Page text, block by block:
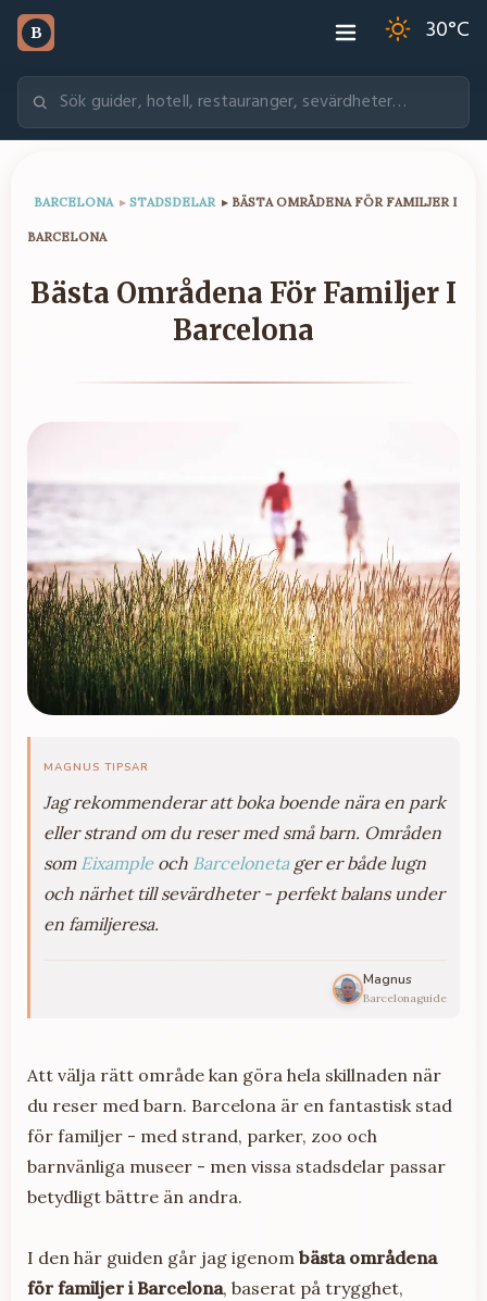
B 30°C
BARCELONA ▸ STADSDELAR ▸ BÄSTA OMRÅDENA FÖR FAMILJER I
BARCELONA
Bästa Områdena För Familjer I
Barcelona
MAGNUS TIPSAR
Jag rekommenderar att boka boende nära en park
eller strand om du reser med små barn. Områden
som Eixampleoch Barcelonetager er både lugn
och närhet till sevärdheter - perfekt balans under
en familjeresa.
Magnus
Barcelonaguide
Att välja rätt område kan göra hela skillnaden när
du reser med barn. Barcelona är en fantastisk stad
för familjer - med strand, parker, zoo och
barnvänliga museer - men vissa stadsdelar passar
betydligt bättre än andra.
I den här guiden går jag igenom bästa områdena
för familjer i Barcelona, baserat på trygghet,